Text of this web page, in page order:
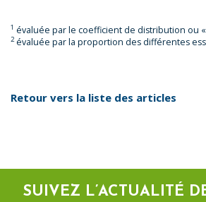
1 évaluée par le coefficient de distribution ou
2évaluée par la proportion des différentes
Retour vers la liste des articles
SUIVEZ L’ACTUALITÉ